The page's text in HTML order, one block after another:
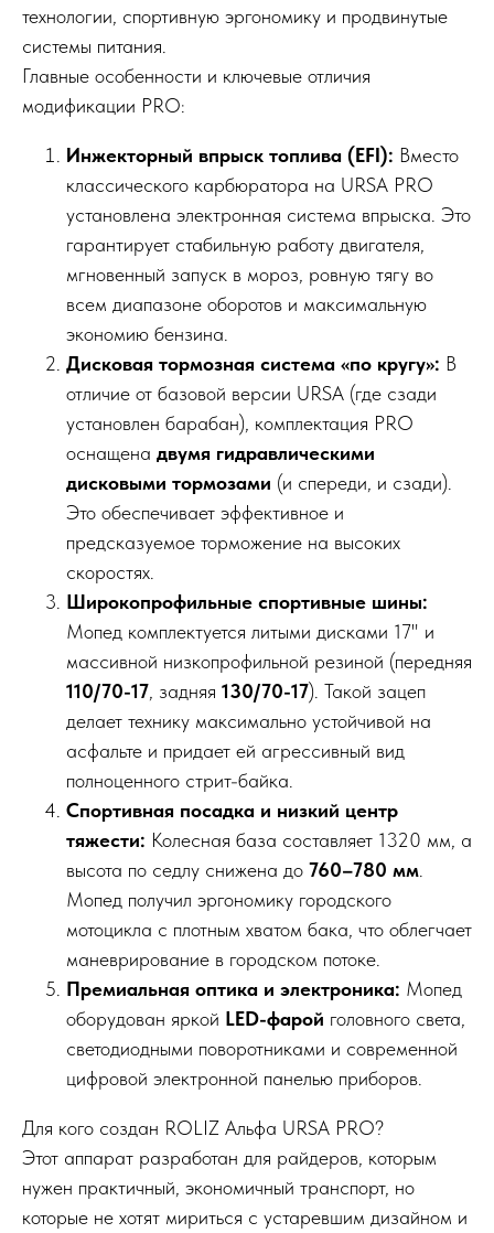
технологии, спортивную эргономику и продвинутые
системы питания.
Главные особенности и ключевые отличия
модификации PRO:
Инжекторный впрыск топлива (EFI): Вместо
классического карбюратора на URSA PRO
установлена электронная система впрыска. Это
гарантирует стабильную работу двигателя,
мгновенный запуск в мороз, ровную тягу во
всем диапазоне оборотов и максимальную
экономию бензина.
Дисковая тормозная система «по кругу»: В
отличие от базовой версии URSA (где сзади
установлен барабан), комплектация PRO
оснащена двумя гидравлическими
дисковыми тормозами (и спереди, и сзади).
Это обеспечивает эффективное и
предсказуемое торможение на высоких
скоростях.
Широкопрофильные спортивные шины:
Мопед комплектуется литыми дисками 17" и
массивной низкопрофильной резиной (передняя
110/70-17, задняя 130/70-17). Такой зацеп
делает технику максимально устойчивой на
асфальте и придает ей агрессивный вид
полноценного стрит-байка.
Спортивная посадка и низкий центр
тяжести: Колесная база составляет 1320 мм, а
высота по седлу снижена до 760–780 мм
Мопед получил эргономику городского
мотоцикла с плотным хватом бака, что облегчает
маневрирование в городском потоке.
Премиальная оптика и электроника: Мопед
оборудован яркой LED-фарой головного света,
светодиодными поворотниками и современной
цифровой электронной панелью приборов.
Для кого создан ROLIZ Альфа URSA PRO?
Этот аппарат разработан для райдеров, которым
нужен практичный, экономичный транспорт, но
которые не хотят мириться с устаревшим дизайном и